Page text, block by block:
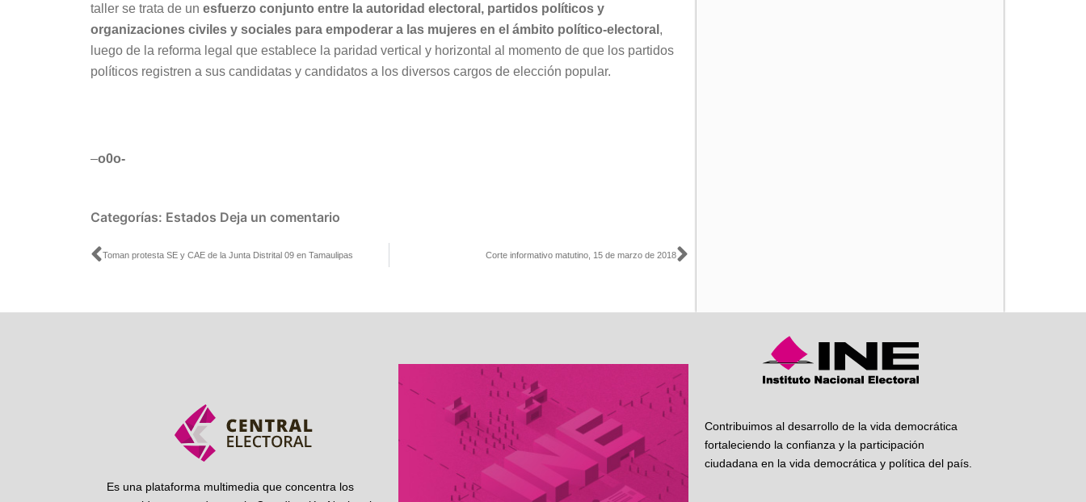
taller se trata de un esfuerzo conjunto entre la autoridad electoral, partidos políticos y
organizaciones civiles y sociales para empoderar a las mujeres en el ámbito político-electoral ,
luego de la reforma legal que establece la paridad vertical y horizontal al momento de que los partidos
políticos registren a sus candidatas y candidatos a los diversos cargos de elección popular.
–o0o-
Categorías: Estados Deja un comentario
Ant
Toman protesta SE y CAE de la Junta Distrital 09 en Tamaulipas Corte informativo matutino, 15 de marzo de 2018Siguiente
Es una plataforma multimedia que concentra los
Contribuimos al desarrollo de la vida democrática
fortaleciendo la confianza y la participación
ciudadana en la vida democrática y política del país.